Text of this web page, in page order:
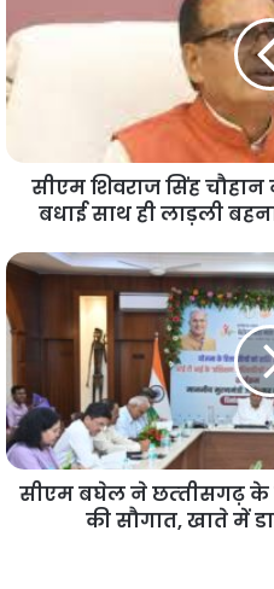
सीएम शिवराज सिंह चौहान
बधाई साथ ही लाड़ली
सीएम बघेल ने छत्‍तीसगढ़ के
की सौगात, खाते में